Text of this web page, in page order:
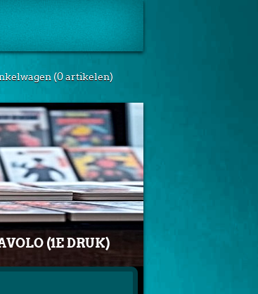
(0 artikelen)
(1E DRUK)